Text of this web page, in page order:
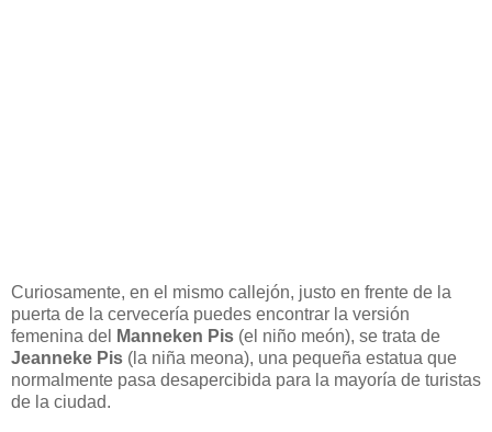
Curiosamente, en el mismo callejón, justo en frente de la
puerta de la cervecería puedes encontrar la versión
femenina del
Manneken Pis (el niño meón), se trata de
Jeanneke Pis (la niña meona), una pequeña estatua que
normalmente pasa desapercibida para la mayoría de turistas
de la ciudad.